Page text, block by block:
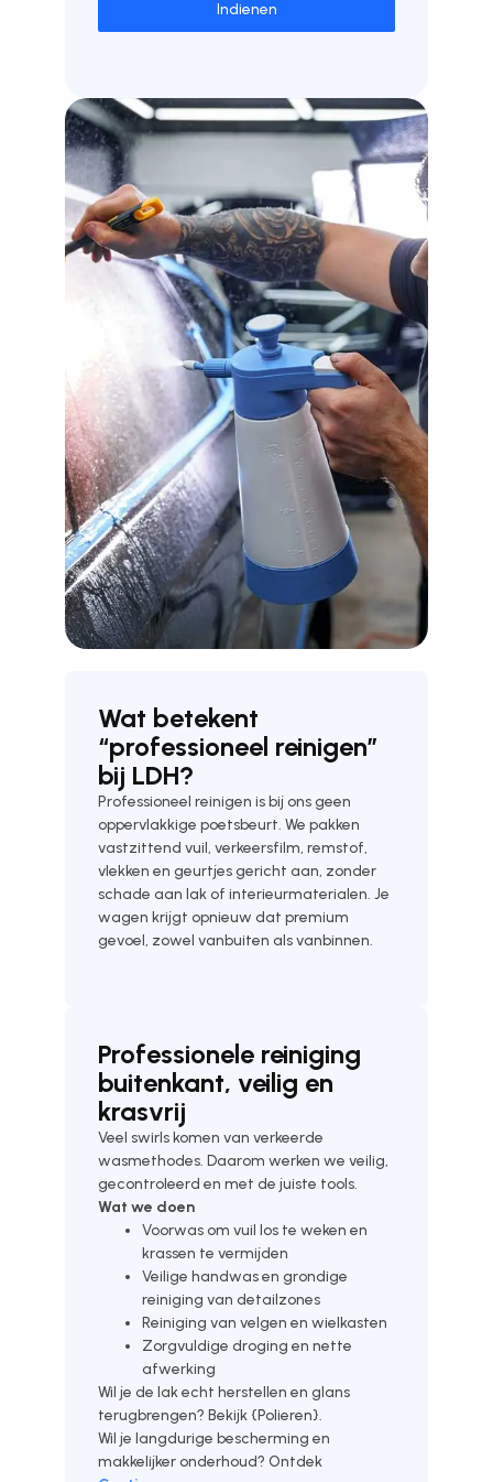
Wat betekent
“professioneel reinigen”
bij LDH?
Professioneel reinigen is bij ons geen
oppervlakkige poetsbeurt. We pakken
vastzittend vuil, verkeersfilm, remstof,
vlekken en geurtjes gericht aan, zonder
schade aan lak of interieurmaterialen. Je
wagen krijgt opnieuw dat premium
gevoel, zowel vanbuiten als vanbinnen.
Professionele reiniging
buitenkant, veilig en
krasvrij
Veel swirls komen van verkeerde
wasmethodes. Daarom werken we veilig,
gecontroleerd en met de juiste tools.
Wat we doen
Voorwas om vuil los te weken en
krassen te vermijden
Veilige handwas en grondige
reiniging van detailzones
Reiniging van velgen en wielkasten
Zorgvuldige droging en nette
afwerking
Wil je de lak echt herstellen en glans
terugbrengen? Bekijk {Polieren}.
Wil je langdurige bescherming en
makkelijker onderhoud? Ontdek
Indienen